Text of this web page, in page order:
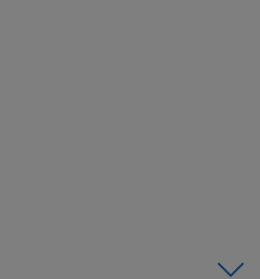
van
04:00 uur en bent
boodschappen en
Maar je steekt zelf